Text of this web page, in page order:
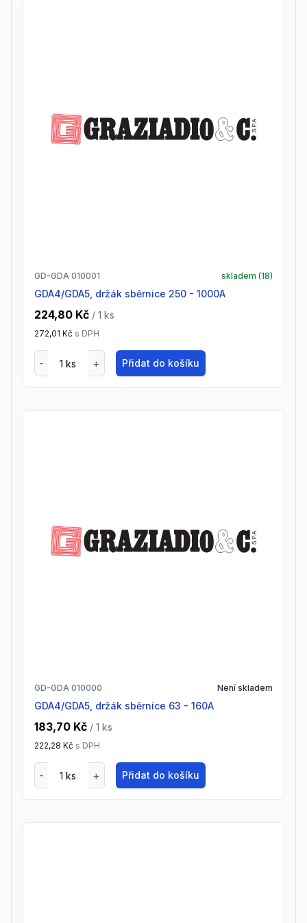
GD-GDA 010001 skladem (18)
GDA4/GDA5, držák sběrnice 250 - 1000A
224,80 Kč / 1 ks
272,01 Kč s DPH
Přidat do košíku
GD-GDA 010000 Není skladem
GDA4/GDA5, držák sběrnice 63 - 160A
183,70 Kč / 1 ks
222,28 Kč s DPH
Přidat do košíku